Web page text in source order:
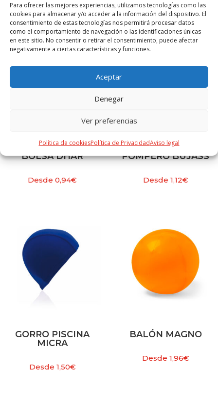
Para ofrecer las mejores experiencias, utilizamos tecnologías como las
cookies para almacenar y/o acceder a la información del dispositivo. El
consentimiento de estas tecnologías nos permitirá procesar datos
como el comportamiento de navegación o las identificaciones únicas
en este sitio. No consentir o retirar el consentimiento, puede afectar
negativamente a ciertas características y funciones.
Aceptar
Denegar
Ver preferencias
Política de cookiesPolítica de PrivacidadAviso legal
PRODUCTOS RELACIONADOS
BOLSA DHAR
Desde0,94€
POMPERO BUJASS
Desde 1,12€
GORRO PISCINA
MICRA
Desde 1,50€
BALÓN MAGNO
Desde 1,96€